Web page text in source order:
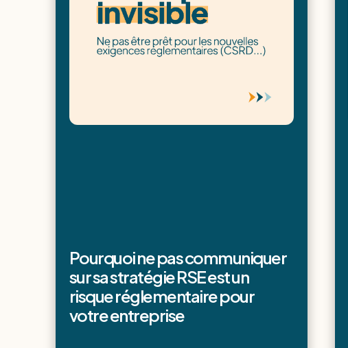
Pourquoi ne pas communiquer
sur sa stratégie RSE est un
risque réglementaire pour
votre entreprise